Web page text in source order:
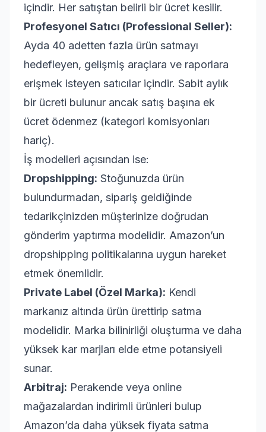
içindir. Her satıştan belirli bir ücret kesilir.
Profesyonel Satıcı (Professional Seller):
Ayda 40 adetten fazla ürün satmayı
hedefleyen, gelişmiş araçlara ve raporlara
erişmek isteyen satıcılar içindir. Sabit aylık
bir ücreti bulunur ancak satış başına ek
ücret ödenmez (kategori komisyonları
hariç).
İş modelleri açısından ise:
Dropshipping: Stoğunuzda ürün
bulundurmadan, sipariş geldiğinde
tedarikçinizden müşterinize doğrudan
gönderim yaptırma modelidir. Amazon’un
dropshipping politikalarına uygun hareket
etmek önemlidir.
Private Label (Özel Marka): Kendi
markanız altında ürün ürettirip satma
modelidir. Marka bilinirliği oluşturma ve daha
yüksek kar marjları elde etme potansiyeli
sunar.
Arbitraj: Perakende veya online
mağazalardan indirimli ürünleri bulup
Amazon’da daha yüksek fiyata satma